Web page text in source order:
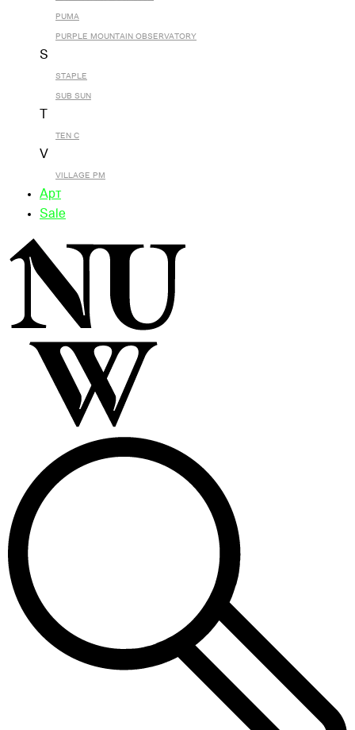
PUMA
PURPLE MOUNTAIN OBSERVATORY
S
STAPLE
SUB SUN
TEN C
V
VILLAGE PM
Арт
Sale